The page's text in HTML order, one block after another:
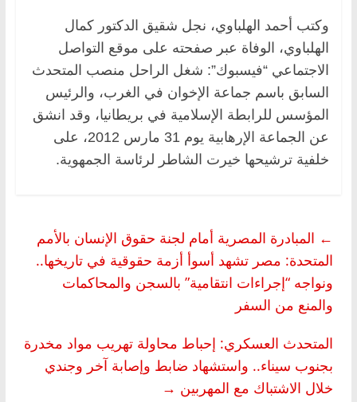
وكتب أحمد الهلباوي، نجل شقيق الدكتور كمال
الهلباوي، الوفاة عبر صفحته على موقع التواصل
الاجتماعي “فيسبوك”: شغل الراحل منصب المتحدث
السابق باسم جماعة الإخوان في الغرب، والرئيس
المؤسس للرابطة الإسلامية في بريطانيا، وقد انشق
عن الجماعة الإرهابية يوم 31 مارس 2012، على
خلفية ترشيحها خيرت الشاطر لرئاسة الجمهوية.
← المبادرة المصرية أمام لجنة حقوق الإنسان بالأمم
المتحدة: مصر تشهد أسوأ أزمة حقوقية في تاريخها..
ونواجه “إجراءات انتقامية” بالسجن والمحاكمات
والمنع من السفر
المتحدث العسكري: إحباط محاولة تهريب مواد مخدرة
بجنوب سيناء‎‎.. واستشهاد ضابط وإصابة آخر وجندي
خلال الاشتباك مع المهربين →